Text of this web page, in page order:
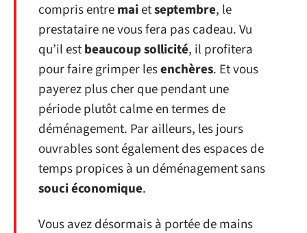
compris entremaietseptembre, le
prestataire ne vous fera pas cadeau. Vu
qu’il estbeaucoup sollicité, il profitera
pour faire grimper lesenchères. Et vous
payerez plus cher que pendant une
période plutôt calme en termes de
déménagement. Par ailleurs, les jours
ouvrables sont également des espaces de
temps propices à un déménagement sans
souci économique.
Vous avez désormais à portée de mains